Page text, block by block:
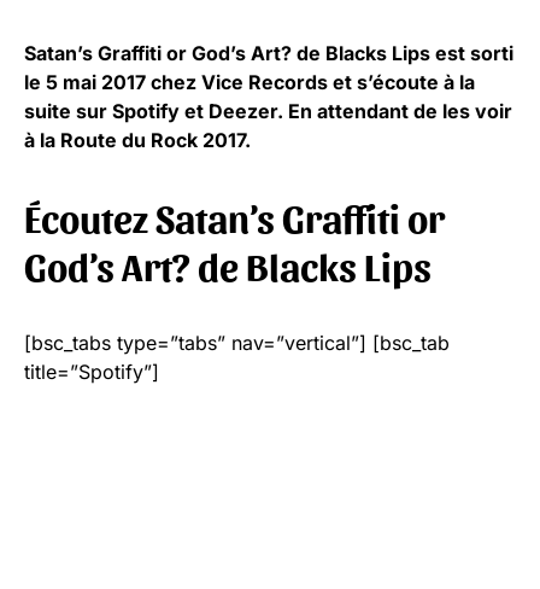
Satan’s Graffiti or God’s Art? de Blacks Lips est sorti
le 5 mai 2017 chez Vice Records et s’écoute à la
suite sur Spotify et Deezer. En attendant de les voir
à la Route du Rock 2017.
Écoutez Satan’s Graffiti or
God’s Art? de Blacks Lips
[bsc_tabs type=”tabs” nav=”vertical”] [bsc_tab
title=”Spotify”]